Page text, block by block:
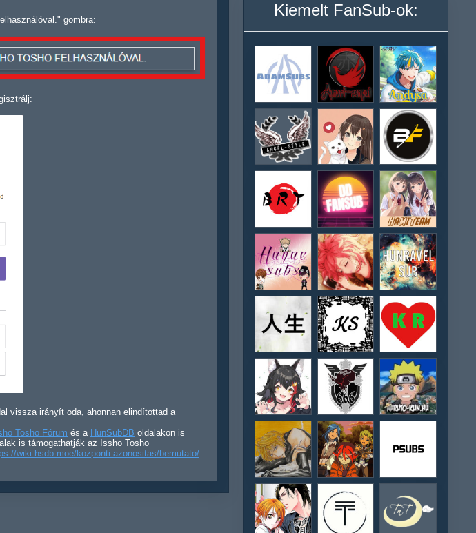
gombra:
vissza irányít oda, ahonnan elindítottad a
Tosho Fórum és a HunSubDB oldalakon is
is támogathatják az Issho Tosho
wiki.hsdb.moe/kozponti-azonositas/bemutato/
Kiemelt FanSub-ok: